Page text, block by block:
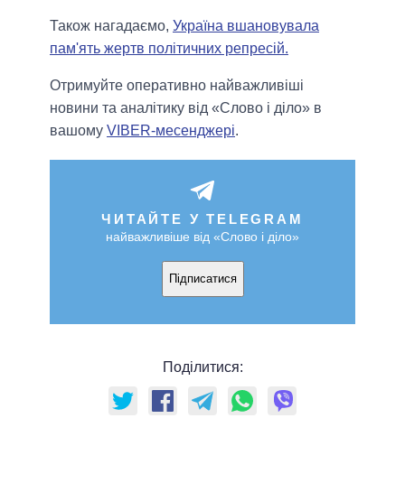
Також нагадаємо, Україна вшановувала
пам'ять жертв політичних репресій.
Отримуйте оперативно найважливіші
новини та аналітику від «Слово і діло» в
вашому VIBER-месенджері.
ЧИТАЙТЕ У TELEGRAM
найважливіше від «Слово і діло»
Підписатися
Поділитися: